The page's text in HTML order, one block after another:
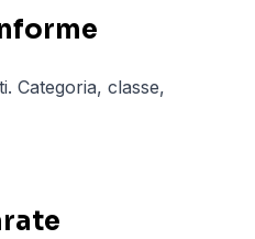
Categoria, classe,